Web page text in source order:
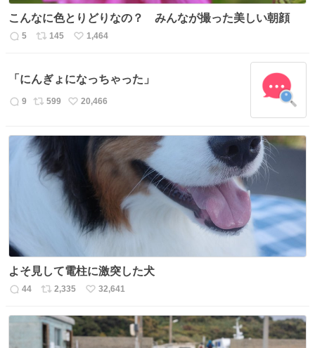
こんなに色とりどりなの？ みんなが撮った美しい朝顔
返
数
5
リ
ス
ト
数
145
い
ね
数
1,464
「にんぎょになっちゃった」
返
数
9
リ
ス
ト
数
599
い
ね
20,466
よそ見して電柱に激突した犬
返
数
44
リ
ス
ト
2,335
い
ね
数
32,641